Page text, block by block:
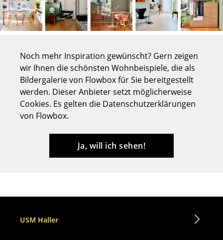
... alle Sitzmöbel
Tische
Esstische
Beistelltische
Couchtische
Schreibtische
Konferenztische
Noch mehr Inspiration gewünscht? Gern zeigen
wir Ihnen die schönsten Wohnbeispiele, die als
Bildergalerie von Flowbox für Sie bereitgestellt
werden. Dieser Anbieter setzt möglicherweise
Cookies. Es gelten die Datenschutzerklärungen
von Flowbox.
Ja, will ich sehen!
USM Haller